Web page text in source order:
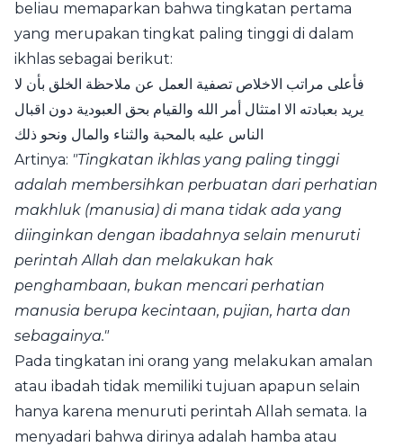
beliau memaparkan bahwa tingkatan pertama
yang merupakan tingkat paling tinggi di dalam
ikhlas sebagai berikut:
فأعلى مراتب الاخلاص تصفية العمل عن ملاحظة الخلق بأن لا
يريد بعبادته الا امتثال أمر الله والقيام بحق العبودية دون اقبال
الناس عليه بالمحبة والثناء والمال ونحو ذلك
Artinya: "Tingkatan ikhlas yang paling tinggi
adalah membersihkan perbuatan dari perhatian
makhluk (manusia) di mana tidak ada yang
diinginkan dengan ibadahnya selain menuruti
perintah Allah dan melakukan hak
penghambaan, bukan mencari perhatian
manusia berupa kecintaan, pujian, harta dan
sebagainya."
Pada tingkatan ini orang yang melakukan amalan
atau ibadah tidak memiliki tujuan apapun selain
hanya karena menuruti perintah Allah semata. Ia
menyadari bahwa dirinya adalah hamba atau